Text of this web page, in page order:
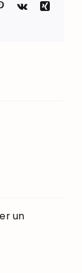
Pinterest
Vk
Xing
un